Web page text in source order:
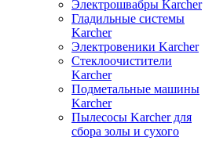
Электрошвабры Karcher
Гладильные системы
Karcher
Электровеники Karcher
Стеклоочистители
Karcher
Подметальные машины
Karcher
Пылесосы Karcher для
сбора золы и сухого